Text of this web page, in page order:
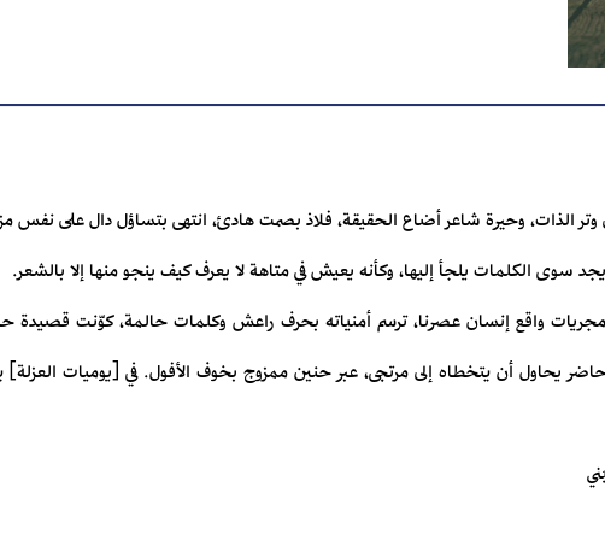
الذات، وحيرة شاعر أضاع الحقيقة، فلاذ بصمت هادئ، انتهى بتساؤل دال على نفس
سوى الكلمات يلجأ إليها، وكأنه يعيش في متاهة لا يعرف كيف ينجو منها إلا بالشعر.
واقع إنسان عصرنا، ترسم أمنياته بحرف راعش وكلمات حالمة، كوّنت قصيدة
يحاول أن يتخطاه إلى مرتجى، عبر حنين ممزوج بخوف الأفول. في [يوميات